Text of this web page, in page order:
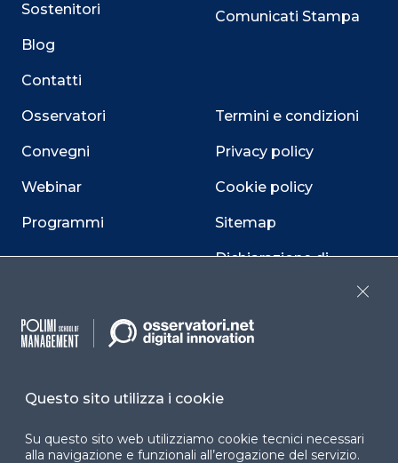
Sostenitori
Blog
Contatti
Osservatori
Convegni
Webinar
Programmi
Comunicati Stampa
Termini e condizioni
Privacy policy
Cookie policy
Sitemap
Dichiarazione di
Cookie Center
Facebook
Questo sito utilizza i cookie
Su questo sito web utilizziamo cookie tecnici necessari
alla navigazione e funzionali all’erogazione del servizio.